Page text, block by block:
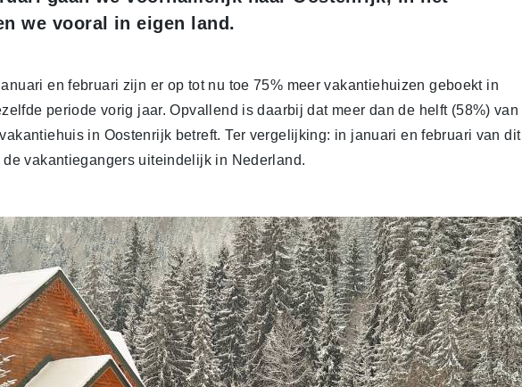
we vooral in eigen land.
en februari zijn er op tot nu toe 75% meer vakantiehuizen geboekt in
periode vorig jaar. Opvallend is daarbij dat meer dan de helft (58%) van
in Oostenrijk betreft. Ter vergelijking: in januari en februari van dit
de vakantiegangers uiteindelijk in Nederland.